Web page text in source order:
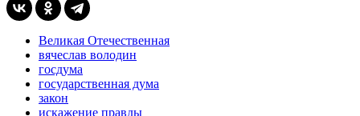
Великая Отечественная
вячеслав володин
госдума
государственная дума
закон
искажение правды